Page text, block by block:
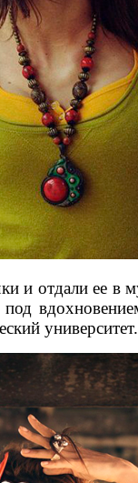
и отдали ее
университет.